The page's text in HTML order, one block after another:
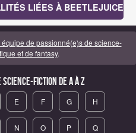
LIÉES À BEETLEJUICE
de passionné(e)s de science-
et de fantasy.
fiction de A à Z
E F G H
N O P Q